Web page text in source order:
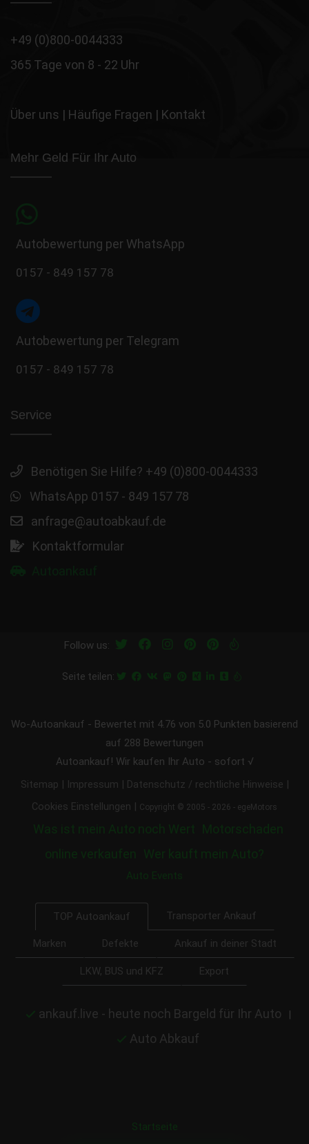
+49 (0)800-0044333
365 Tage von 8 - 22 Uhr
Über uns | Häufige Fragen | Kontakt
Mehr Geld Für Ihr Auto
Autobewertung per WhatsApp
0157 - 849 157 78
Autobewertung per Telegram
0157 - 849 157 78
Service
Benötigen Sie Hilfe? +49 (0)800-0044333
WhatsApp 0157 - 849 157 78
anfrage@autoabkauf.de
Kontaktformular
Follow us:
Seite teilen:
Wo-Autoankauf - Bewertet mit 4.76 von 5.0 Punkten basierend
auf 288 Bewertungen
Autoankauf! Wir kaufen Ihr Auto - sofort √
Sitemap Impressum Datenschutz / rechtliche Hinweise
Cookies Einstellungen Copyright © 2005 - 2026 - egeMotors
Was ist mein Auto noch Wert Motorschaden
online verkaufen
Wer kauft mein Auto?
Auto Events
TOP Autoankauf Transporter Ankauf
Marken Defekte Ankauf in deiner Stadt
LKW, BUS und KFZ Export
ankauf.live - heute noch Bargeld für Ihr Auto
Auto Abkauf
Startseite